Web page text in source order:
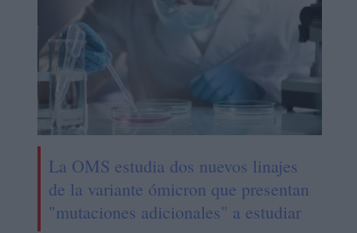
La OMS estudia dos nuevos linajes
de la variante ómicron que presentan
"mutaciones adicionales" a estudiar